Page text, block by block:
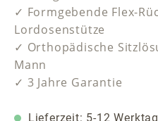
✓ Formgebende Flex-
Lordosenstütze
✓ Orthopädische
Mann
✓ 3 Jahre Garantie
Lieferzeit: 5-12